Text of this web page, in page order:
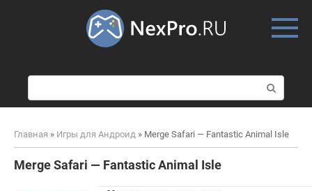
о
и
к
Главная » Игры для Андроид » Merge Safari — Fantastic Animal Isle
Merge Safari — Fantastic Animal Isle